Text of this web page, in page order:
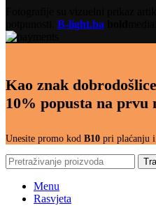
B-light.ba
Kao znak
10% popusta na prvu
Unesite promo kod B10 pri plaćanju i
Menu
Rasvjeta